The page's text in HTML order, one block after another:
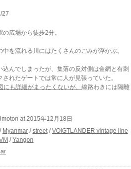
27
広場から徒歩2分。
を流れる川にはたくさんのごみが浮かぶ。
んでしまったが、集落の反対側は金網と有刺
れたゲートでは常に人が見張っていた。
も詳細がまったくないが、 線路わきには隔離
at 2015年12月18日
/ Myanmar /street /VOIGTLANDER vintage line
/Yangon